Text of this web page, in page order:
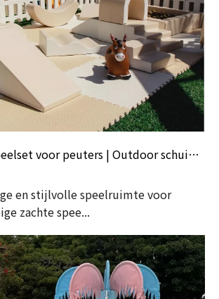
Beige zachte speelset voor peuters | Outdoor schuim speeltoestellen voor achtertuin en kinderdagverblijf
en stijlvolle speelruimte voor
zachte spee...